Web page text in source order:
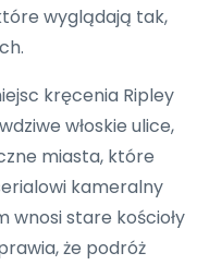
wyglądają tak,
kręcenia Ripley
włoskie ulice,
miasta, które
kameralny
wnosi stare kościoły
że podróż